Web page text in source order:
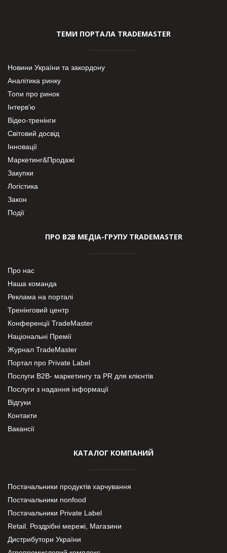
ТЕМИ ПОРТАЛА TRADEMASTER
Новини України та закордону
Аналітика ринку
Топи про ринок
Інтерв’ю
Відео-тренінги
Світовий досвід
Інновації
Маркетинг&Продажі
Закупки
Логістика
Закон
Події
ПРО В2В МЕДІА-ГРУПУ TRADEMASTER
Про нас
Наша команда
Реклама на порталі
Тренінговий центр
Конференції TradeMaster
Національні Премії
Журнал TradeMaster
Портал про Private Label
Послуги В2В- маркетингу та PR для клієнтів
Послуги з надання інформації
Відгуки
Контакти
Вакансії
КАТАЛОГ КОМПАНИЙ
Постачальники продуктів харчування
Постачальники nonfood
Постачальники Private Label
Retail. Роздрібні мережі, Магазини
Дистрибутори України